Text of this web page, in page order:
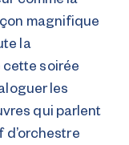
magnifique
la
cette soirée
les
qui parlent
d’orchestre